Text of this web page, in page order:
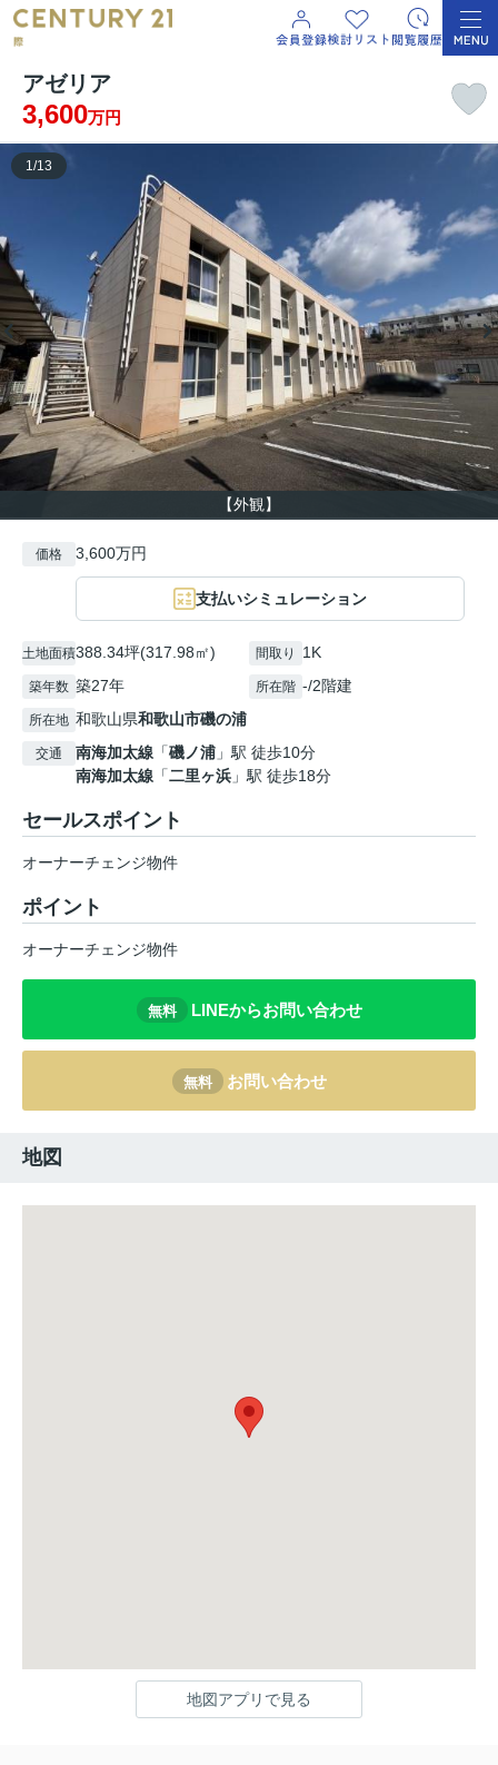
アゼリア
3,600万円
【外観】
1/13
価格 3,600万円
支払いシミュレーション
土地面積388.34坪(317.98㎡) 間取り 1K
築年数 築27年 所在階 -/2階建
所在地 和歌山県和歌山市磯の浦
交通 南海加太線 「磯ノ浦 」駅 徒歩10分
南海加太線 「二里ヶ浜 」駅 徒歩18分
セールスポイント
オーナーチェンジ物件
ポイント
オーナーチェンジ物件
無料 LINEからお問い合わせ
無料 お問い合わせ
地図
地図アプリで見る